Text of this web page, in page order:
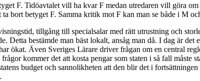
F. Tidöavtalet vill ha kvar F medan utredaren vill göra
bort betyget F. Samma kritik mot F kan man se både i M
tillgång till specialsalar med rätt utrustning och
Detta bestämde man bäst lokalt, ansåg man då. I dag är
ökat. Även Sveriges Lärare driver frågan om en central
kommer det att kosta pengar som staten i så fall måste
budget och sannolikheten att den blir det i